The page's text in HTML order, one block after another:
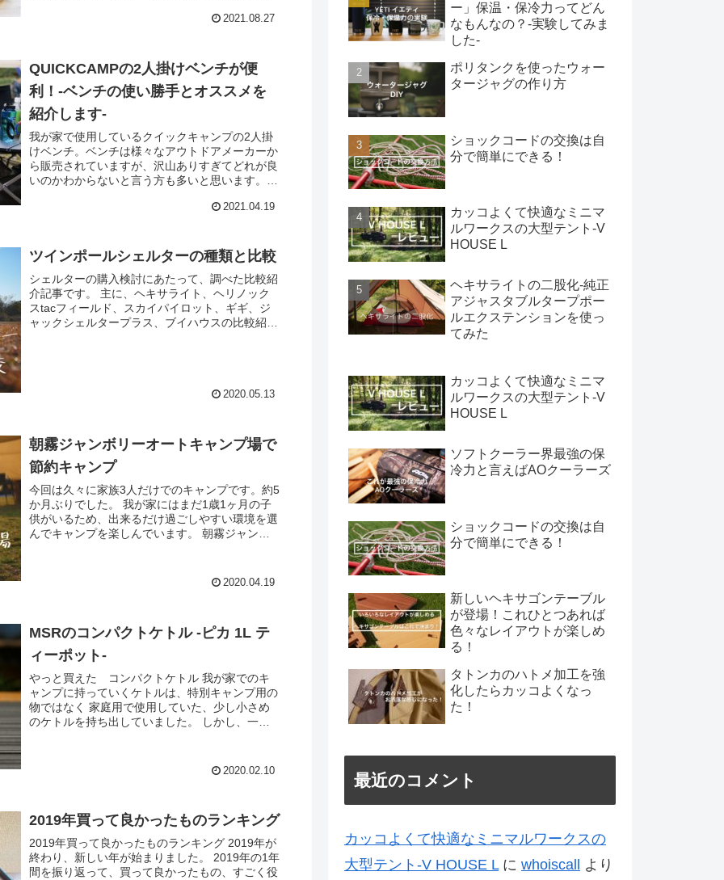
2021.08.27
QUICKCAMPの2人掛けベンチが便
利！-ベンチの使い勝手とオススメを
紹介します-
我が家で使用しているクイックキャンプの2人掛
けベンチ。ベンチは様々なアウトドアメーカーか
ら販売されていますが、沢山ありすぎてどれが良
いのかわからないと言う方も多いと思います。
2021.04.19
ツインポールシェルターの種類と比較
シェルターの購入検討にあたって、調べた比較紹
介記事です。 主に、ヘキサライト、ヘリノック
スtacフィールド、スカイパイロット、ギギ、ジ
ャックシェルタープラス、ブイハウスの比較紹介
2020.05.13
朝霧ジャンボリーオートキャンプ場で
節約キャンプ
今回は久々に家族3人だけでのキャンプです。約5
か月ぶりでした。 我が家にはまだ1歳1ヶ月の子
供がいるため、出来るだけ過ごしやすい環境を選
んでキャンプを楽しんでいます。 朝霧ジャンボ
2020.04.19
MSRのコンパクトケトル -ピカ 1L テ
ィーポット-
やっと買えた コンパクトケトル 我が家でのキ
ャンプに持っていくケトルは、特別キャンプ用の
物ではなく 家庭用で使用していた、少し小さめ
のケトルを持ち出していました。 しかし、一般
2020.02.10
2019年買って良かったものランキング
2019年買って良かったものランキング 2019年が
終わり、新しい年が始まりました。 2019年の1年
間を振り返って、買って良かったもの、すごく役
ー」保温・保冷力ってどん
なもんなの？-実験してみま
した-
ポリタンクを使ったウォー
タージャグの作り方
ショックコードの交換は自
分で簡単にできる！
カッコよくて快適なミニマ
ルワークスの大型テント-V
HOUSE L
ヘキサライトの二股化-純正
アジャスタブルタープポー
ルエクステンションを使っ
てみた
カッコよくて快適なミニマ
ルワークスの大型テント-V
HOUSE L
ソフトクーラー界最強の保
冷力と言えばAOクーラーズ
ショックコードの交換は自
分で簡単にできる！
新しいヘキサゴンテーブル
が登場！これひとつあれば
色々なレイアウトが楽しめ
る！
タトンカのハトメ加工を強
化したらカッコよくなっ
た！
最近のコメント
カッコよくて快適なミニマルワークスの
大型テント-V HOUSE Lに whoiscall より